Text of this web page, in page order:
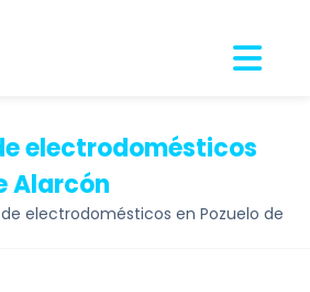
electrodomésticos
Alarcón
electrodomésticos en Pozuelo de